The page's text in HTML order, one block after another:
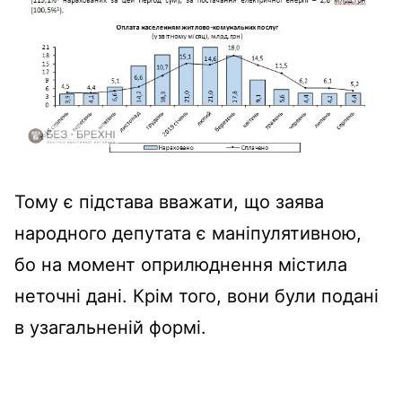
Тому є підстава вважати, що заява
народного депутата є маніпулятивною,
бо на момент оприлюднення містила
неточні дані. Крім того, вони були подані
в узагальненій формі.